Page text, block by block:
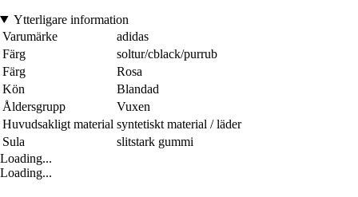
Ytterligare information
Varumärke
adidas
Färg
soltur/cblack/purrub
Färg
Rosa
Kön
Blandad
Åldersgrupp
Vuxen
Huvudsakligt material syntetiskt material / läder
Sula
slitstark gummi
Loading...
Loading...